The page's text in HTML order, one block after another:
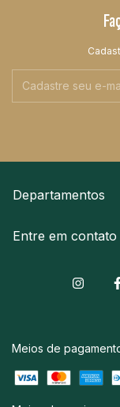
Departamentos
Entre em contato
Meios de